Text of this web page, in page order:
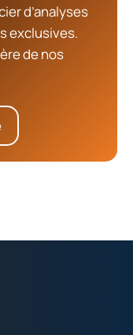
d’analyses
exclusives.
de nos